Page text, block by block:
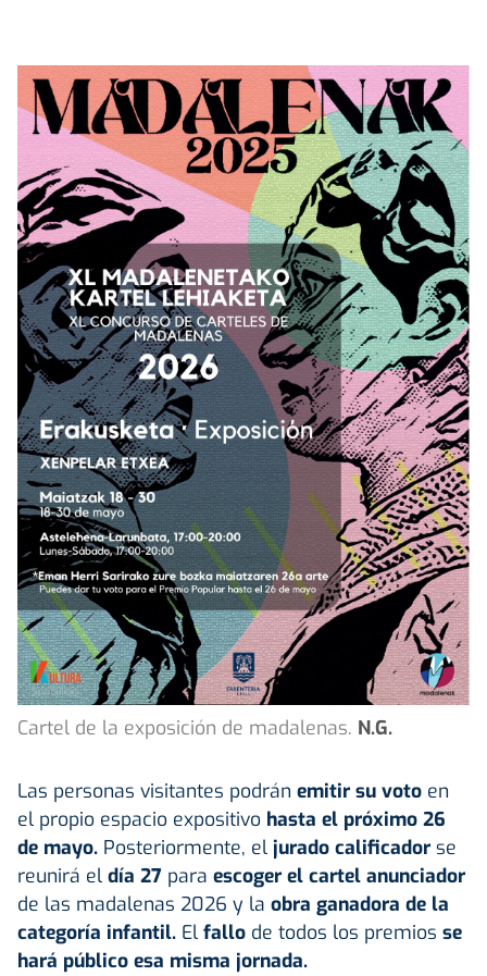
Cartel de la exposición de madalenas. N.G.
Las personas visitantes podrán emitir su voto en
el propio espacio expositivo hasta el próximo 26
de mayo. Posteriormente, el jurado calificador se
reunirá el día 27 para escoger el cartel anunciador
de las madalenas 2026 y la obra ganadora de la
categoría infantil. El fallo de todos los premios se
hará público esa misma jornada.